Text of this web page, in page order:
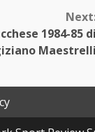
1984-85 di
Maestrelli